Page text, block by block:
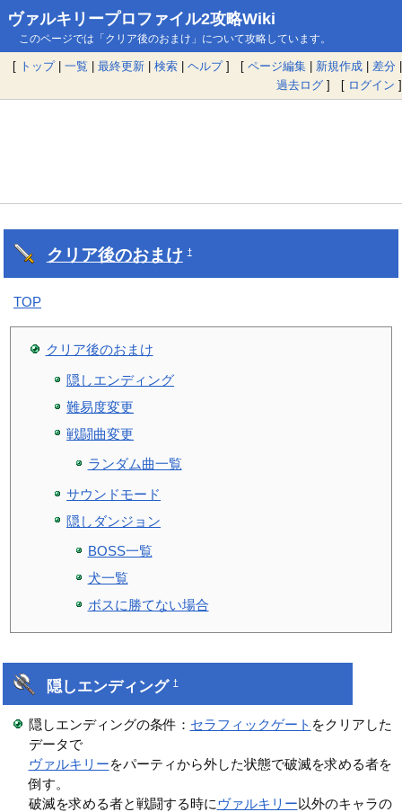
ヴァルキリープロファイル2攻略Wiki
このページでは「クリア後のおまけ」について攻略しています。
[ トップ| 一覧 | 最終更新 | 検索 | ヘルプ] [ ページ編集 | 新規作成 | 差分 |
過去ログ ] [ ログイン ]
クリア後のおまけ †
TOP
クリア後のおまけ
隠しエンディング
難易度変更
戦闘曲変更
ランダム曲一覧
サウンドモード
隠しダンジョン
BOSS一覧
犬一覧
ボスに勝てない場合
隠しエンディング†
隠しエンディングの条件： セラフィックゲート をクリアした
データで
ヴァルキリーをパーティから外した状態で破滅を求める者を
倒す。
破滅を求める者と戦闘する時にヴァルキリー以外のキャラの